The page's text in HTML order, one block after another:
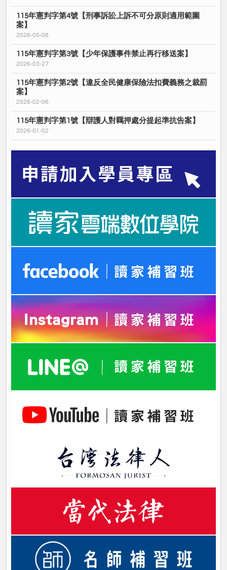
115年憲判字第4號【刑事訴訟上訴不可分原則適用範圍
案】
2026-05-08
115年憲判字第3號【少年保護事件禁止再行移送案】
2026-03-27
115年憲判字第2號【違反全民健康保險法扣費義務之裁罰
案】
2026-02-06
115年憲判字第1號【辯護人對羈押處分提起準抗告案】
2026-01-02